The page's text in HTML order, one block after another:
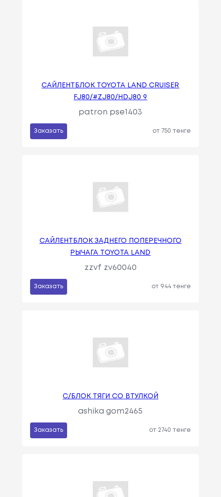
САЙЛЕНТБЛОК TOYOTA LAND CRUISER
FJ80/#ZJ80/HDJ80 9
patron pse1403
Заказать от 750 тенге
САЙЛЕНТБЛОК ЗАДНЕГО ПОПЕРЕЧНОГО
РЫЧАГА TOYOTA LAND
zzvf zv60040
Заказать от 944 тенге
С/БЛОК ТЯГИ СО ВТУЛКОЙ
ashika gom2465
Заказать от 2740 тенге